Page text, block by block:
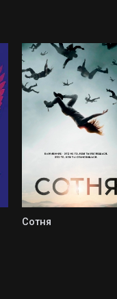
Сотня